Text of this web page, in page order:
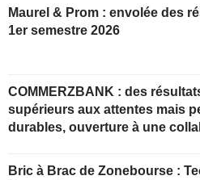
Maurel & Prom : envolée des
1er semestre 2026
COMMERZBANK : des résultats
supérieurs aux attentes mais
durables, ouverture à une
Bric à Brac de Zonebourse :